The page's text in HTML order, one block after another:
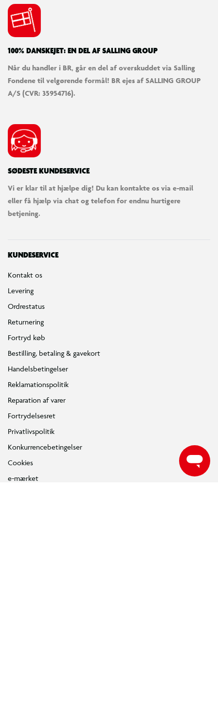
100% DANSKEJET: EN DEL AF SALLING GROUP
Når du handler i BR, går en del af overskuddet via Salling
Fondene til velgørende formål! BR ejes af SALLING GROUP
A/S (CVR: 35954716).
SØDESTE KUNDESERVICE
Vi er klar til at hjælpe dig! Du kan kontakte os via e-mail
eller få hjælp via chat og telefon for endnu hurtigere
betjening.
KUNDESERVICE
Kontakt os
Levering
Ordrestatus
Returnering
Fortryd køb
Bestilling, betaling & gavekort
Handelsbetingelser
Reklamationspolitik
Reparation af varer
Fortrydelsesret
Privatlivspolitik
Konkurrencebetingelser
Cookies
e-mærket